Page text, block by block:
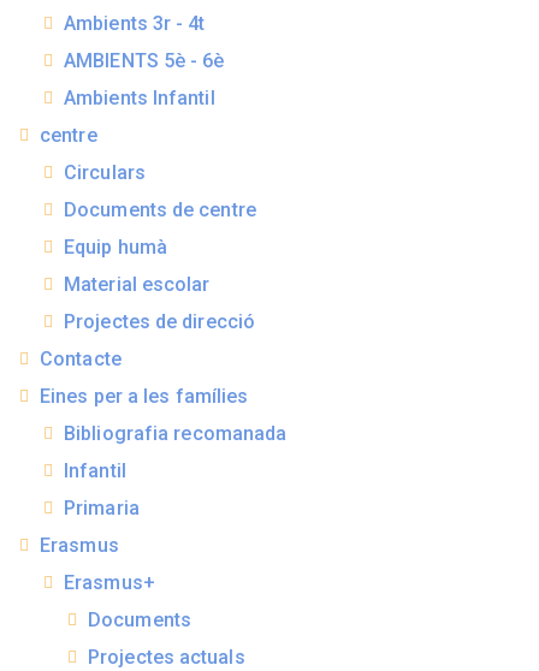
Ambients 3r - 4t
AMBIENTS 5è - 6è
Ambients Infantil
centre
Circulars
Documents de centre
Equip humà
Material escolar
Projectes de direcció
Contacte
Eines per a les famílies
Bibliografia recomanada
Infantil
Primaria
Erasmus
Erasmus+
Documents
Projectes actuals